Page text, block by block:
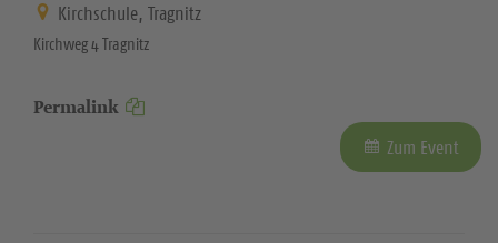
Kirchschule, Tragnitz
Kirchweg 4 Tragnitz
Permalink
Zum Event